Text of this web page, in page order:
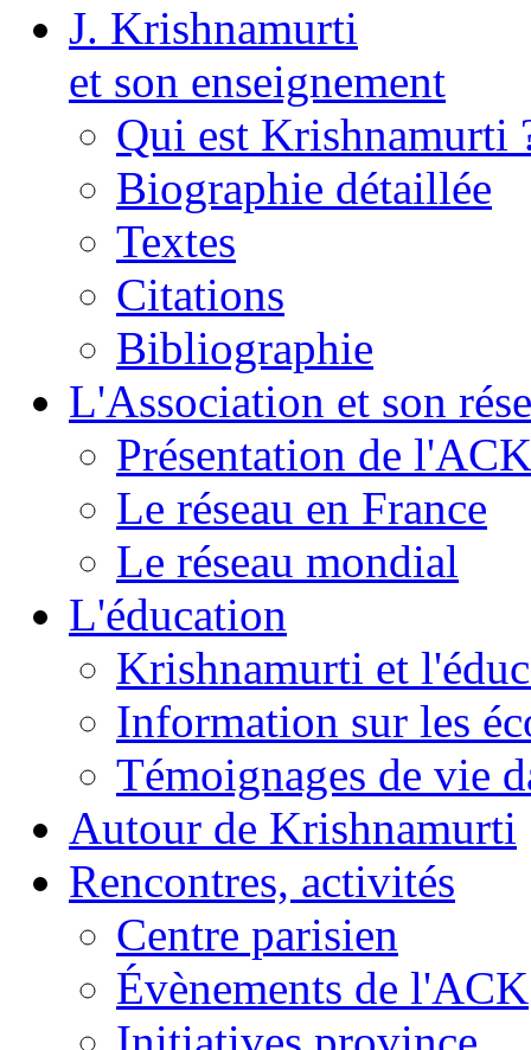
J. Krishnamurti
et son enseignement
Qui est Krishnamurti
Biographie détaillée
Textes
Citations
Bibliographie
L'Association et son
Présentation de l'ACK
Le réseau en France
Le réseau mondial
L'éducation
Krishnamurti et
Information sur les
Témoignages de vie
Autour de Krishnamurti
Rencontres, activités
Centre parisien
Évènements de l'ACK